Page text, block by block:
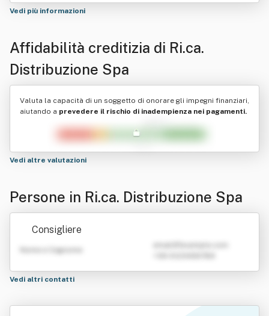
Vedi più informazioni
Affidabilità creditizia di Ri.ca.
Distribuzione Spa
Valuta la capacità di un soggetto di onorare gli impegni finanziari,
aiutando a prevedere il rischio di inadempienza nei pagamenti.
Vedi altre valutazioni
Persone in Ri.ca. Distribuzione Spa
Consigliere
Nome e Cognome
Vedi altri contatti